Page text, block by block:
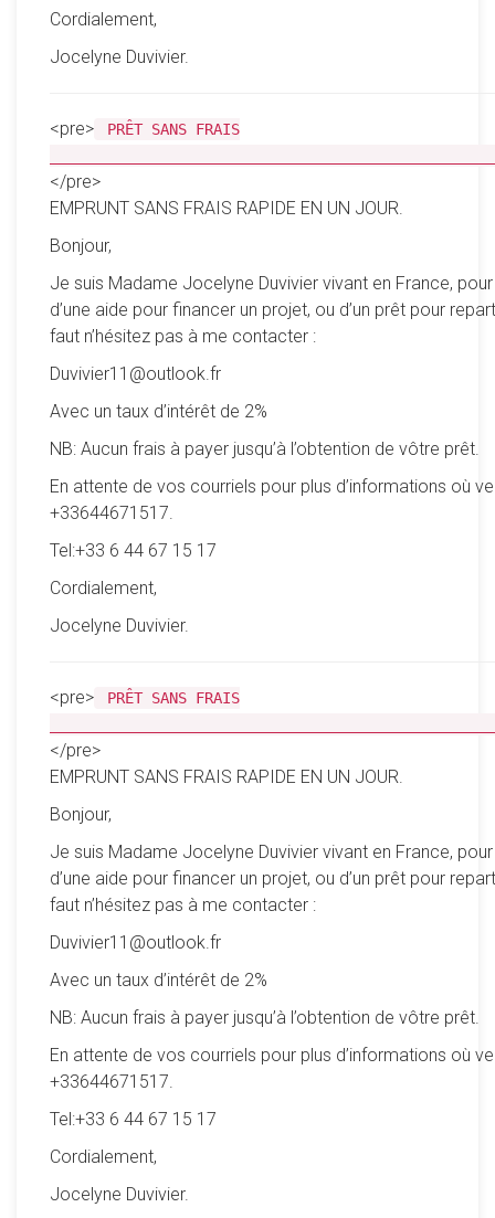
Cordialement,
Jocelyne Duvivier.
<pre>
PRÊT SANS FRAIS
</pre>
EMPRUNT SANS FRAIS RAPIDE EN UN JOUR.
Bonjour,
Je suis Madame Jocelyne Duvivier vivant en France,
d’une aide pour financer un projet, ou d’un prêt pour
faut n’hésitez pas à me contacter :
Duvivier11@outlook.fr
Avec un taux d’intérêt de 2%
NB: Aucun frais à payer jusqu’à l’obtention de vôtre prêt.
En attente de vos courriels pour plus d’informations où
+33644671517.
Tel:+33 6 44 67 15 17
Cordialement,
Jocelyne Duvivier.
<pre>
PRÊT SANS FRAIS
</pre>
EMPRUNT SANS FRAIS RAPIDE EN UN JOUR.
Bonjour,
Je suis Madame Jocelyne Duvivier vivant en France,
d’une aide pour financer un projet, ou d’un prêt pour
faut n’hésitez pas à me contacter :
Duvivier11@outlook.fr
Avec un taux d’intérêt de 2%
NB: Aucun frais à payer jusqu’à l’obtention de vôtre prêt.
En attente de vos courriels pour plus d’informations où
+33644671517.
Tel:+33 6 44 67 15 17
Cordialement,
Jocelyne Duvivier.